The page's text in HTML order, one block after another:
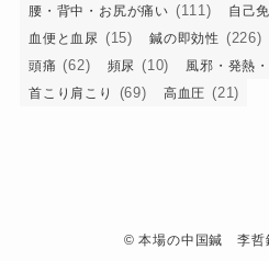
腰・背中・お尻が痛い (111) 自己
血便と血尿 (15) 鍼の即効性 (226)
頭痛 (62) 頻尿 (10) 風邪・発熱
首こり肩こり (69) 高血圧 (21)
© 本場の中国鍼 李哲